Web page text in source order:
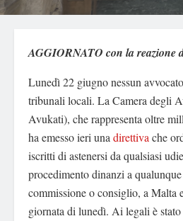
AGGIORNATO con la reazione
Lunedì 22 giugno nessun
tribunali locali. La Camera degli
Avukati), che rappresenta oltre
ha emesso ieri una direttiva che
iscritti di astenersi da qualsiasi
procedimento dinanzi a
commissione o consiglio, a Malta
giornata di lunedì. Ai legali è